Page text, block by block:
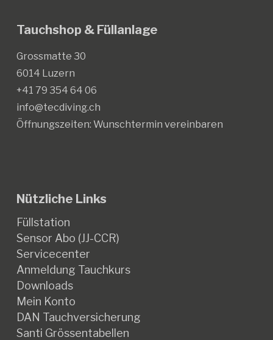
Tauchshop & Füllanlage
Grossmatte 30
6014 Luzern
+41 79 354 64 06
info@tecdiving.ch
Öffnungszeiten: Wunschtermin vereinbaren
Nützliche Links
Füllstation
Sensor Abo (JJ-CCR)
Servicecenter
Anmeldung Tauchkurs
Downloads
Mein Konto
DAN Tauchversicherung
Santi Grössentabellen